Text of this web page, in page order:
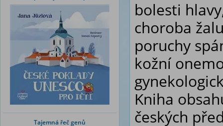
Tajemná řeč genů
bolesti
choroba
poruchy
kožní
Kniha
českých